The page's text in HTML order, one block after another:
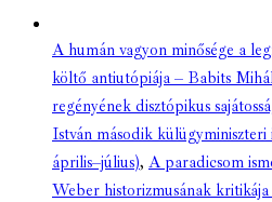
A humán vagyon minősége a
költő antiutópiája – Babits
regényének disztópikus
István második külügyminiszteri
április–július), A paradicsom
Weber historizmusának